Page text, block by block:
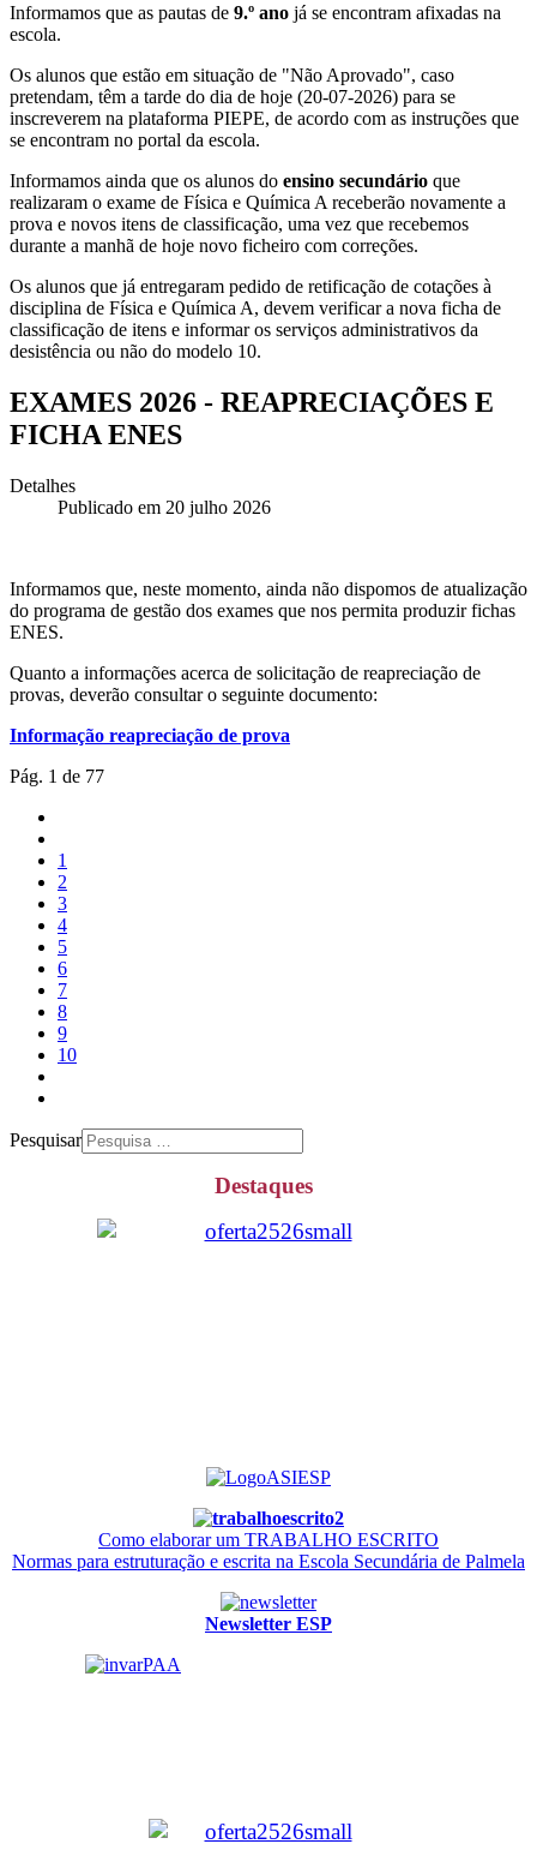
Informamos que as pautas de 9.º ano já se encontram afixadas na
escola.
Os alunos que estão em situação de "Não Aprovado", caso
pretendam, têm a tarde do dia de hoje (20-07-2026) para se
inscreverem na plataforma PIEPE, de acordo com as instruções que
se encontram no portal da escola.
Informamos ainda que os alunos do ensino secundário que
realizaram o exame de Física e Química A receberão novamente a
prova e novos itens de classificação, uma vez que recebemos
durante a manhã de hoje novo ficheiro com correções.
Os alunos que já entregaram pedido de retificação de cotações à
disciplina de Física e Química A, devem verificar a nova ficha de
classificação de itens e informar os serviços administrativos da
desistência ou não do modelo 10.
EXAMES 2026 - REAPRECIAÇÕES E
FICHA ENES
Detalhes
Publicado em 20 julho 2026
Informamos que, neste momento, ainda não dispomos de atualização
do programa de gestão dos exames que nos permita produzir fichas
ENES.
Quanto a informações acerca de solicitação de reapreciação de
provas, deverão consultar o seguinte documento:
Informação reapreciação de prova
Pág. 1 de 77
1
2
3
4
5
6
7
8
9
10
Pesquisar
Destaques
Como elaborar um TRABALHO ESCRITO
Normas para estruturação e escrita na Escola Secundária de Palmela
Newsletter ESP